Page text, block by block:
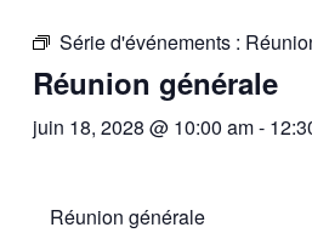
Série d'événements :
Réunion générale
juin 18, 2028 @ 10:00 am-
Réunion générale